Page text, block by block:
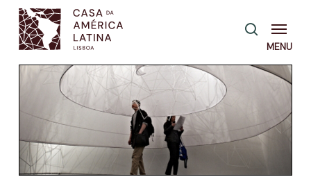
Skip
main
content
pesquisa
Menu